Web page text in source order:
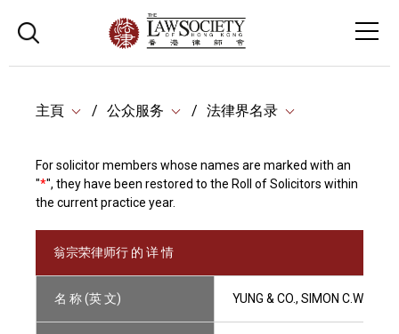
主頁 公众服务 法律界名录
For solicitor members whose names are marked with an
"*", they have been restored to the Roll of Solicitors within
the current practice year.
翁宗荣律师行 的 详 情
名 称 (英 文) YUNG & CO., SIMON C.W.